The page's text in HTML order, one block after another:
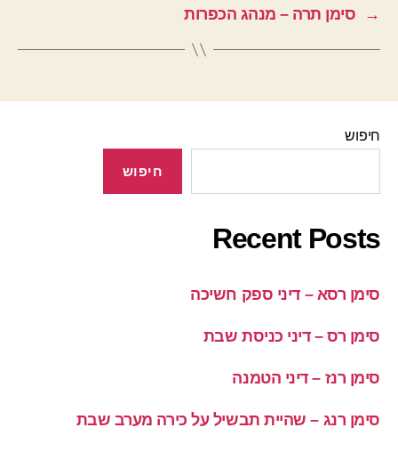
→
סימן תרה – מנהג הכפרות
חיפוש
חיפוש
Recent Posts
סימן רסא – דיני ספק חשיכה
סימן רס – דיני כניסת שבת
סימן רנז – דיני הטמנה
סימן רנג – שהיית תבשיל על כירה מערב שבת